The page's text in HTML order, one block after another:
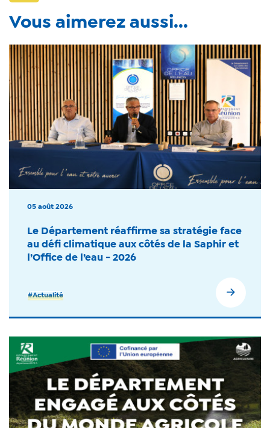
Vous aimerez aussi...
05 août 2026
Le Département réaffirme sa stratégie face
au défi climatique aux côtés de la Saphir et
l’Office de l’eau - 2026
#Actualité